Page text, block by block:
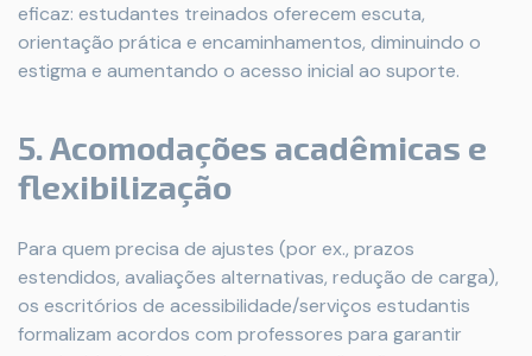
eficaz: estudantes treinados oferecem escuta,
orientação prática e encaminhamentos, diminuindo o
estigma e aumentando o acesso inicial ao suporte.
5. Acomodações acadêmicas e
flexibilização
Para quem precisa de ajustes (por ex., prazos
estendidos, avaliações alternativas, redução de carga),
os escritórios de acessibilidade/serviços estudantis
formalizam acordos com professores para garantir